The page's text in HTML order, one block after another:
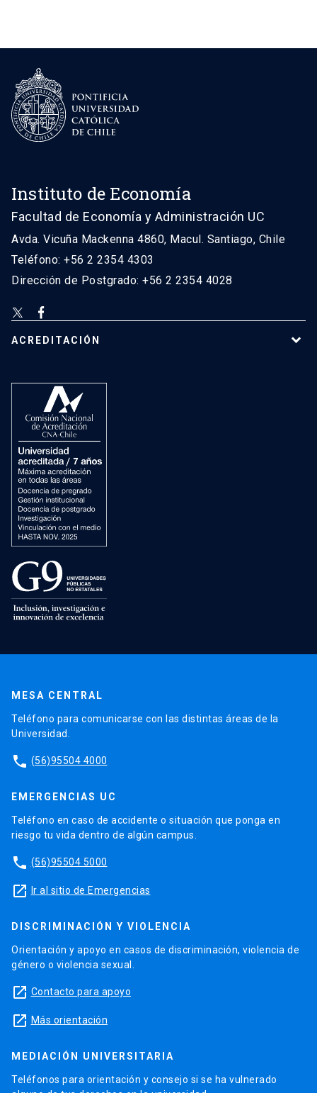
Instituto de Economía
Facultad de Economía y Administración UC
Avda. Vicuña Mackenna 4860, Macul. Santiago, Chile
Teléfono: +56 2 2354 4303
Dirección de Postgrado: +56 2 2354 4028
ACREDITACIÓN
MESA CENTRAL
Teléfono para comunicarse con las distintas áreas de la
Universidad.
phone (56)95504 4000
EMERGENCIAS UC
Teléfono en caso de accidente o situación que ponga en
riesgo tu vida dentro de algún campus.
phone (56)95504 5000
launch Ir al sitio de Emergencias
DISCRIMINACIÓN Y VIOLENCIA
Orientación y apoyo en casos de discriminación, violencia de
género o violencia sexual.
launch Contacto para apoyo
launch Más orientación
MEDIACIÓN UNIVERSITARIA
Teléfonos para orientación y consejo si se ha vulnerado